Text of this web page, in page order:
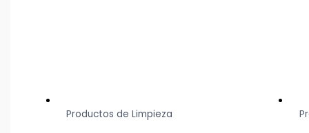
Productos de Limpieza